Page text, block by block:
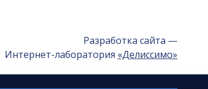
Разработка сайта —
Интернет-лаборатория «Делиссимо»